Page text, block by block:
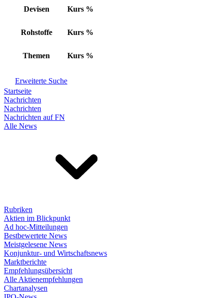
Devisen Kurs %
Rohstoffe Kurs %
Themen Kurs %
Erweiterte Suche
Startseite
Nachrichten
Nachrichten
Nachrichten auf FN
Alle News
Rubriken
Aktien im Blickpunkt
Ad hoc-Mitteilungen
Bestbewertete News
Meistgelesene News
Konjunktur- und Wirtschaftsnews
Marktberichte
Empfehlungsübersicht
Alle Aktienempfehlungen
Chartanalysen